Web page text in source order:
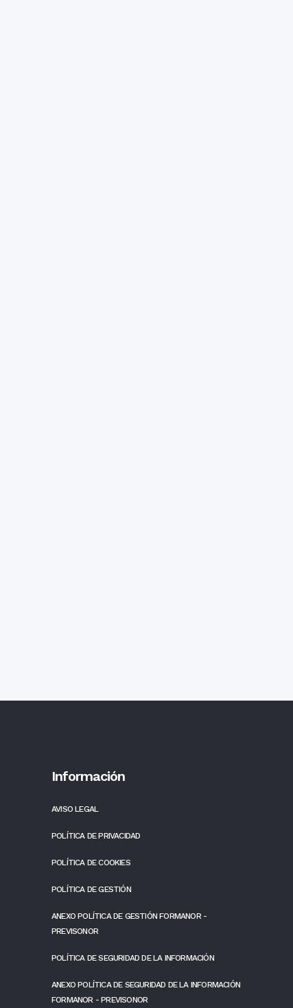
Información
AVISO LEGAL
POLÍTICA DE PRIVACIDAD
POLÍTICA DE COOKIES
POLÍTICA DE GESTIÓN
ANEXO POLÍTICA DE GESTIÓN FORMANOR -
PREVISONOR
POLÍTICA DE SEGURIDAD DE LA INFORMACIÓN
ANEXO POLÍTICA DE SEGURIDAD DE LA INFORMACIÓN
FORMANOR - PREVISONOR